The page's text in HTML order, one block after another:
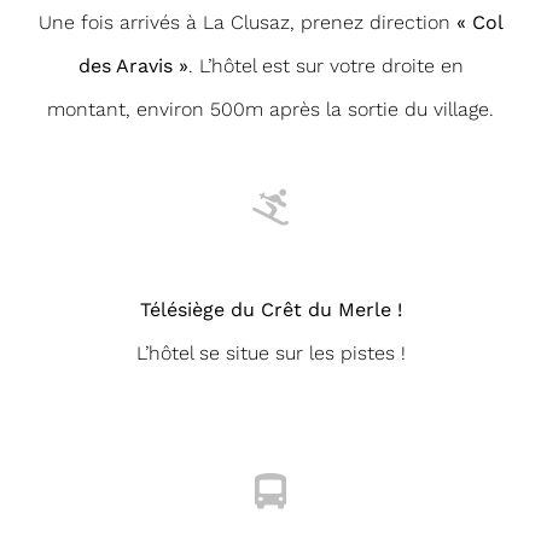
Une fois arrivés à La Clusaz, prenez direction « Col
des Aravis ». L’hôtel est sur votre droite en
montant, environ 500m après la sortie du village.
Télésiège du Crêt du Merle !
L’hôtel se situe sur les pistes !